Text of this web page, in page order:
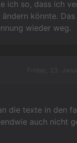
so, dass ich
könnte.
wieder weg.
die texte in den
auch nicht